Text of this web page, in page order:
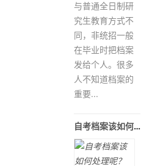
与普通全日制研
究生教育方式不
同，非统招一般
在毕业时把档案
发给个人。很多
人不知道档案的
重要...
自考档案该如何处理呢？